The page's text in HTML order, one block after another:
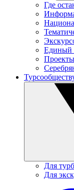
Где
Единый
Проекты
Для
Для